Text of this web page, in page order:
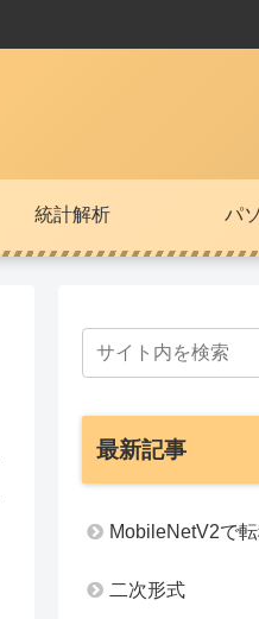
統計解析 パ
最新記事
MobileNetV2で
二次形式